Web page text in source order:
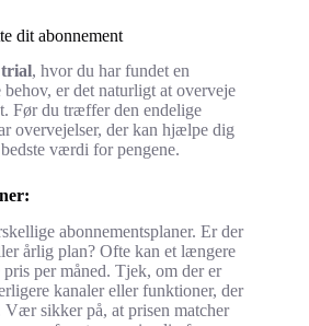
dit abonnement
, hvor du har fundet en
er det naturligt at overveje
Før du træffer den endelige
overvejelser, der kan hjælpe dig
værdi for pengene.
abonnementsplaner. Er der
årlig plan? Ofte kan et længere
per måned. Tjek, om der er
kanaler eller funktioner, der
Vær sikker på, at prisen matcher